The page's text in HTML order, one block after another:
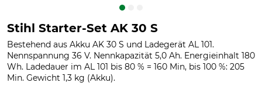
Stihl Starter-Set AK 30 S
Bestehend aus Akku AK 30 S und Ladegerät AL 101.
Nennspannung 36 V. Nennkapazität 5,0 Ah. Energieinhalt 180
Wh. Ladedauer im AL 101 bis 80 % = 160 Min, bis 100 %: 205
Min. Gewicht 1,3 kg (Akku).